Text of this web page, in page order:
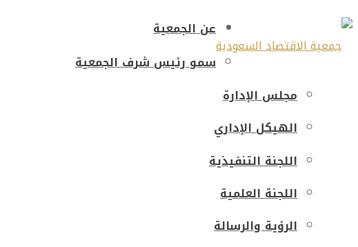
عن الجمعية
سمو رئيس شرف الجمعية
مجلس الإدارة
الهيكل الإداري
اللجنة التنفيذية
اللجنة العلمية
الرؤية والرسالة